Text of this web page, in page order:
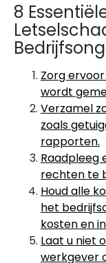
8
Zorg
wordt
Verzamel
zoals
rapporten.
Raadpleeg
rechten te
Houd alle
het
kosten en
Laat u niet
werkgever